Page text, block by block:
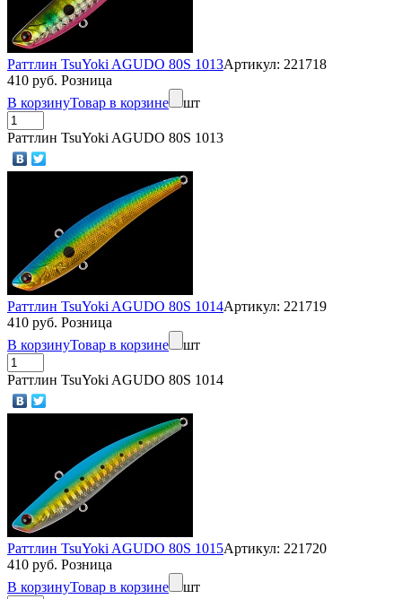
Раттлин TsuYoki AGUDO 80S 1013Артикул: 221718
410 руб. Розница
В корзинуТовар в корзине шт
Раттлин TsuYoki AGUDO 80S 1013
Раттлин TsuYoki AGUDO 80S 1014Артикул: 221719
410 руб. Розница
В корзинуТовар в корзине шт
Раттлин TsuYoki AGUDO 80S 1014
Раттлин TsuYoki AGUDO 80S 1015Артикул: 221720
410 руб. Розница
В корзинуТовар в корзине шт